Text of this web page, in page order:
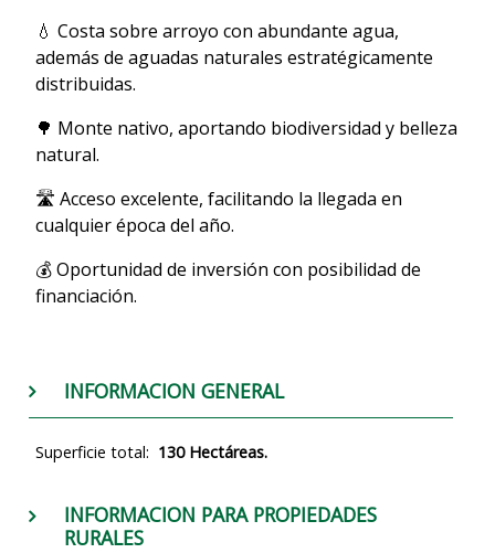
💧 Costa sobre arroyo con abundante agua,
además de aguadas naturales estratégicamente
distribuidas.
🌳 Monte nativo, aportando biodiversidad y belleza
natural.
🛣 Acceso excelente, facilitando la llegada en
cualquier época del año.
💰 Oportunidad de inversión con posibilidad de
financiación.
INFORMACION GENERAL
Superficie total: 130 Hectáreas.
INFORMACION PARA PROPIEDADES
RURALES